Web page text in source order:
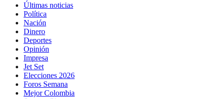
Últimas noticias
Política
Nación
Dinero
Deportes
Opinión
Impresa
Jet Set
Elecciones 2026
Foros Semana
Mejor Colombia